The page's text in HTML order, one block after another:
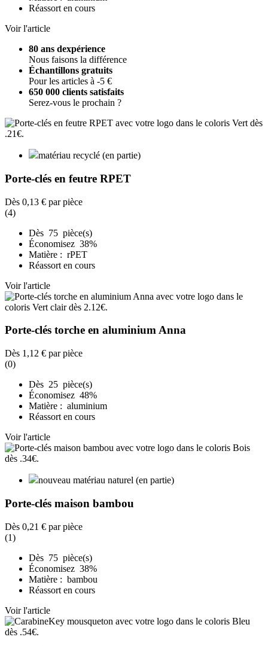
Réassort en cours
Voir l'article
80 ans dexpérience
Nous faisons la différence
Échantillons gratuits
Pour les articles à -5 €
650 000 clients satisfaits
Serez-vous le prochain ?
matériau recyclé (en partie)
Porte-clés en feutre RPET
Dès 0,13 € par pièce
(4)
Dès 75 pièce(s)
Économisez 38%
Matière : rPET
Réassort en cours
Voir l'article
Porte-clés torche en aluminium Anna
Dès 1,12 € par pièce
(0)
Dès 25 pièce(s)
Économisez 48%
Matière : aluminium
Réassort en cours
Voir l'article
nouveau matériau naturel (en partie)
Porte-clés maison bambou
Dès 0,21 € par pièce
(1)
Dès 75 pièce(s)
Économisez 38%
Matière : bambou
Réassort en cours
Voir l'article